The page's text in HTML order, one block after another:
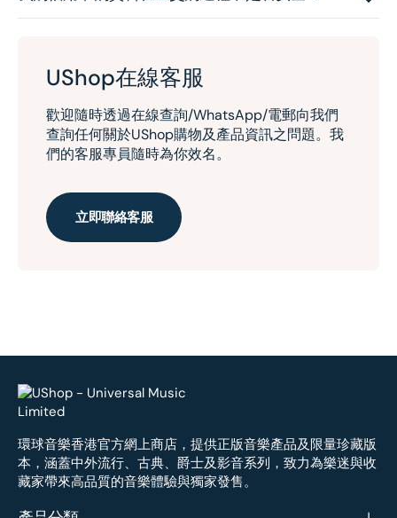
UShop在線客服
歡迎隨時透過在線查詢/WhatsApp/電郵向我們
查詢任何關於UShop購物及產品資訊之問題。我
們的客服專員隨時為你效名。
立即聯絡客服
環球音樂香港官方網上商店，提供正版音樂產品及限量珍藏版
本，涵蓋中外流行、古典、爵士及影音系列，致力為樂迷與收
藏家帶來高品質的音樂體驗與獨家發售。